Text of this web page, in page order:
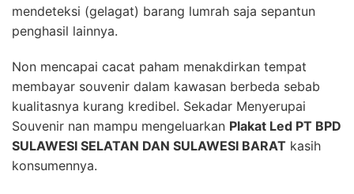
mendeteksi (gelagat) barang lumrah saja sepantun
penghasil lainnya.
Non mencapai cacat paham menakdirkan tempat
membayar souvenir dalam kawasan berbeda sebab
kualitasnya kurang kredibel. Sekadar Menyerupai
Souvenir nan mampu mengeluarkan Plakat Led PT BPD
SULAWESI SELATAN DAN SULAWESI BARAT kasih
konsumennya.